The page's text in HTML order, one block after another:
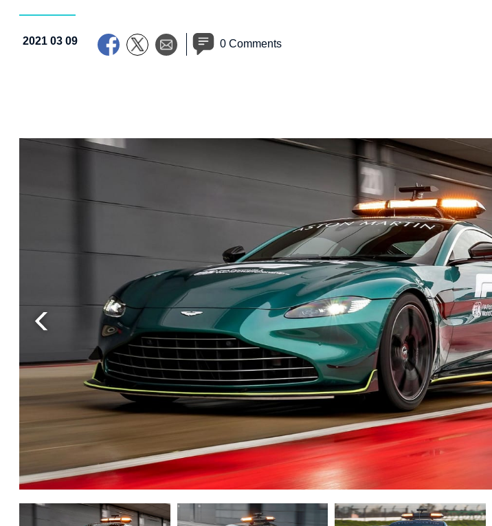
2021 03 09 0 Comments